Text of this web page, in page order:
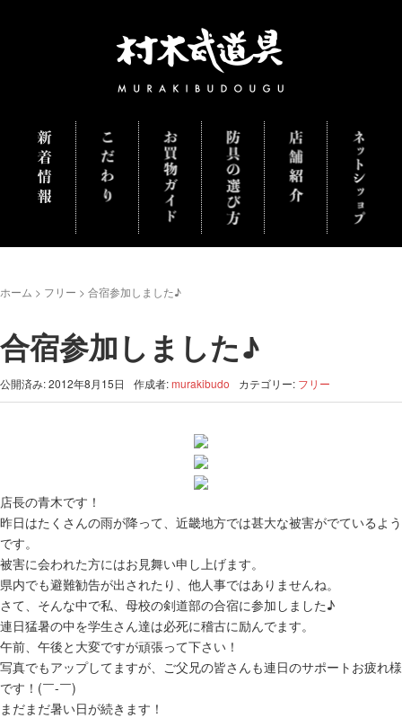
ホーム > フリー > 合宿参加しました♪
合宿参加しました♪
公開済み: 2012年8月15日 作成者:murakibudo カテゴリー: フリー
店長の青木です！
昨日はたくさんの雨が降って、近畿地方では甚大な被害がでているよう
です。
被害に会われた方にはお見舞い申し上げます。
県内でも避難勧告が出されたり、他人事ではありませんね。
さて、そんな中で私、母校の剣道部の合宿に参加しました♪
連日猛暑の中を学生さん達は必死に稽古に励んでます。
午前、午後と大変ですが頑張って下さい！
写真でもアップしてますが、ご父兄の皆さんも連日のサポートお疲れ様
です！(￣-￣)ゞ
まだまだ暑い日が続きます！